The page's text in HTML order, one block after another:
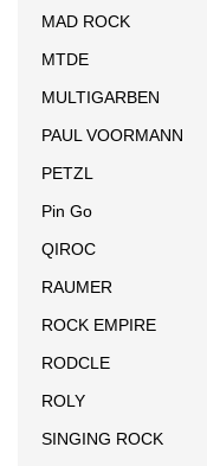
MAD ROCK
MTDE
MULTIGARBEN
PAUL VOORMANN
PETZL
Pin Go
QIROC
RAUMER
ROCK EMPIRE
RODCLE
ROLY
SINGING ROCK